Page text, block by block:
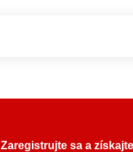
Zaregistrujte sa a